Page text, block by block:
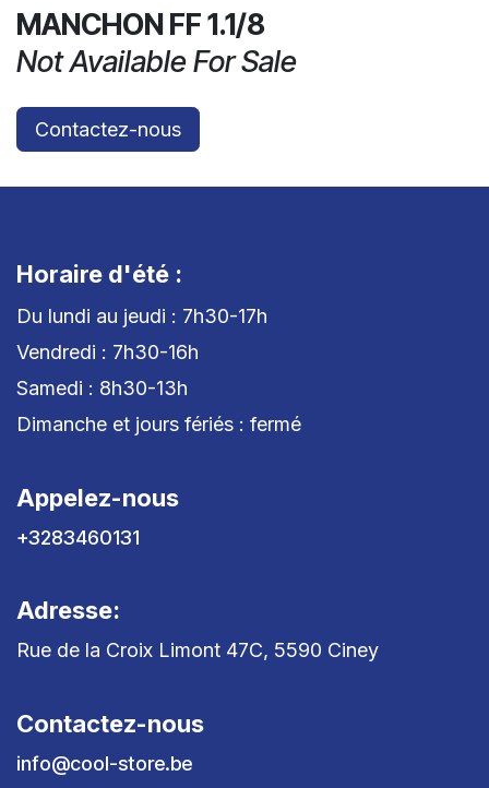
MANCHON FF 1.1/8
Not Available For Sale
Contactez-nous
Horaire d'été :
Du lundi au jeudi : 7h30-17h
Vendredi : 7h30-16h
Samedi : 8h30-13h
Dimanche et jours fériés : fermé
Appelez-nous
+3283460131
Adresse:
Rue de la Croix Limont 47C, 5590 Ciney
Contactez-nous
info@cool-store.be